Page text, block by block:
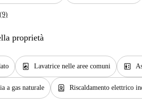
proprietà
local_laundry_service Lavatrice nelle aree comuni elevator
a gas naturale water_heater Riscaldamento elettrico